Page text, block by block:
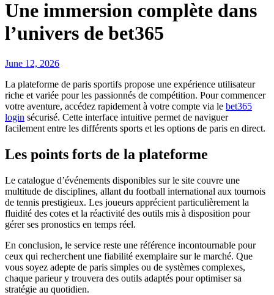
Une immersion complète dans
l’univers de bet365
June 12, 2026
La plateforme de paris sportifs propose une expérience utilisateur
riche et variée pour les passionnés de compétition. Pour commencer
votre aventure, accédez rapidement à votre compte via le bet365
login sécurisé. Cette interface intuitive permet de naviguer
facilement entre les différents sports et les options de paris en direct.
Les points forts de la plateforme
Le catalogue d’événements disponibles sur le site couvre une
multitude de disciplines, allant du football international aux tournois
de tennis prestigieux. Les joueurs apprécient particulièrement la
fluidité des cotes et la réactivité des outils mis à disposition pour
gérer ses pronostics en temps réel.
En conclusion, le service reste une référence incontournable pour
ceux qui recherchent une fiabilité exemplaire sur le marché. Que
vous soyez adepte de paris simples ou de systèmes complexes,
chaque parieur y trouvera des outils adaptés pour optimiser sa
stratégie au quotidien.